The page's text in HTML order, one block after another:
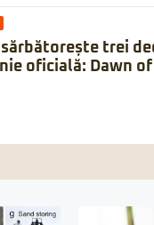
sărbătorește trei
oficială: Dawn